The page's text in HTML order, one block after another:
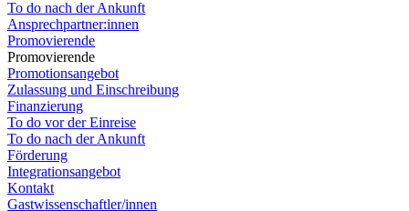
To do nach der Ankunft
Ansprechpartner:innen
Promovierende
Promovierende
Promotionsangebot
Zulassung und Einschreibung
Finanzierung
To do vor der Einreise
To do nach der Ankunft
Förderung
Integrationsangebot
Kontakt
Gastwissenschaftler/innen